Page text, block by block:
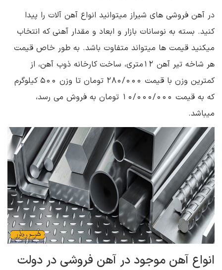
در آهن فروشی های شیراز میتوانید انواع آهن آلات را پیدا
کنید. بسته به نوسانات بازار و ابعاد و مقدار آهنی که انتخاب
میکنید قیمت ها میتواند متفاوت باشد. به طور خاص قیمت
هر شاخه تیر آهن 12متری، ساخت کارخانه ذوب آهن، از
کمترین وزن با قیمت 280/000 تومان تا وزن 500 کیلوگرم
که به قیمت 10/000/000 تومان به فروش می رسد،
میباشد.
انواع آهن موجود در آهن فروشی در دولت